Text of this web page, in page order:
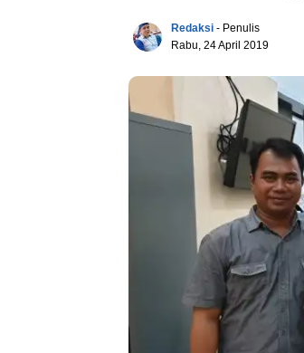
Redaksi - Penulis
Rabu, 24 April 2019